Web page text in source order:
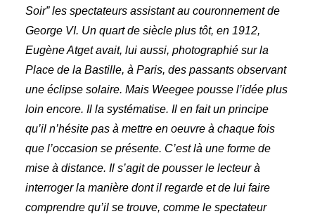
Soir” les spectateurs assistant au couronnement de
George VI. Un quart de siècle plus tôt, en 1912,
Eugène Atget avait, lui aussi, photographié sur la
Place de la Bastille, à Paris, des passants observant
une éclipse solaire. Mais Weegee pousse l’idée plus
loin encore. Il la systématise. Il en fait un principe
qu’il n’hésite pas à mettre en oeuvre à chaque fois
que l’occasion se présente. C’est là une forme de
mise à distance. Il s’agit de pousser le lecteur à
interroger la manière dont il regarde et de lui faire
comprendre qu’il se trouve, comme le spectateur